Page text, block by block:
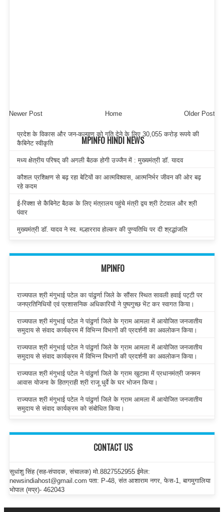
Newer Post Older Post
Home
MPINFO HINDI NEWS
प्रदेश के विकास और जन-कल्याण को गति देने के लिए 30,055 करोड़ रूपये की
कैबिनेट स्वीकृति
मध्य क्षेत्रीय परिषद् की अगली बैठक होगी उज्जैन में : मुख्यमंत्री डॉ. यादव
कौशल प्रशिक्षण से बढ़ रहा बेटियों का आत्मविश्वास, आत्मनिर्भर जीवन की ओर बढ़
रहे कदम
ई-रिक्शा से कैबिनेट बैठक के लिए मंत्रालय पहुंचे मंत्री द्वय श्री टेटवाल और श्री
पंवार
मुख्यमंत्री डॉ. यादव ने स्व. मल्हारराव होल्कर की पुण्यतिथि पर दी श्रद्धांजलि
MPINFO
राज्यपाल श्री मंगुभाई पटेल का पांढुर्णा जिले के सौंसर स्थित सावली हवाई पट्टी पर
जनप्रतिनिधियों एवं प्रशासनिक अधिकारियों ने पुष्पगुच्छ भेंट कर स्वागत किया।
राज्यपाल श्री मंगुभाई पटेल ने पांढुर्णा जिले के ग्राम आमला में आयोजित जनजातीय
समुदाय से संवाद कार्यक्रम में विभिन्न विभागों की प्रदर्शनी का अवलोकन किया।
राज्यपाल श्री मंगुभाई पटेल ने पांढुर्णा जिले के ग्राम आमला में आयोजित जनजातीय
समुदाय से संवाद कार्यक्रम में विभिन्न विभागों की प्रदर्शनी का अवलोकन किया।
राज्यपाल श्री मंगुभाई पटेल ने पांढुर्णा जिले के ग्राम खुटामा में प्रधानमंत्री जनमन
आवास योजना के हितग्राही श्री राजू धुर्वे के घर भोजन किया।
राज्यपाल श्री मंगुभाई पटेल ने पांढुर्णा जिले के ग्राम आमला में आयोजित जनजातीय
समुदाय से संवाद कार्यक्रम को संबोधित किया।
CONTACT US
सुधांशु सिंह (सह-संपादक, संचालक) मो.8827552955 ईमेल:
newsindiahost@gmail.com पता: P-48, संत आशाराम नगर, फेस-1, बागमुगालिया
भोपाल (मप्र)- 462043